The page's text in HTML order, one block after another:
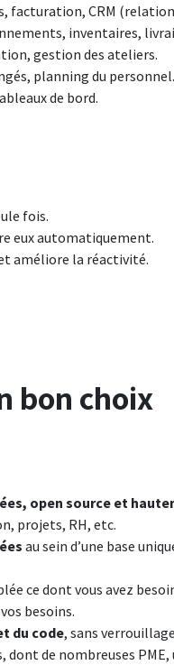
facturation, CRM
inventaires,
gestion des ateliers.
planning du personnel.
de bord.
fois.
eux automatiquement.
améliore la réactivité.
bon choix
open source et
projets, RH, etc.
au sein d’une base
ce dont vous avez
besoins.
du code, sans
de nombreuses